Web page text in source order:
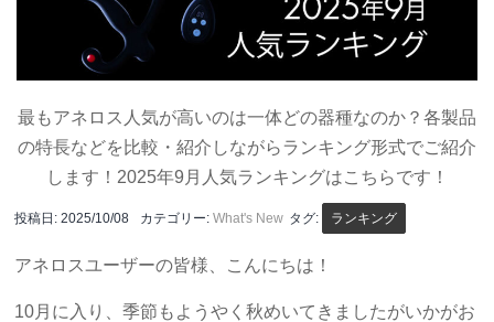
最もアネロス人気が高いのは一体どの器種なのか？各製品
の特長などを比較・紹介しながらランキング形式でご紹介
します！2025年9月人気ランキングはこちらです！
投稿日:2025/10/08 カテゴリー:What's New タグ: ランキング
アネロスユーザーの皆様、こんにちは！
10月に入り、季節もようやく秋めいてきましたがいかがお